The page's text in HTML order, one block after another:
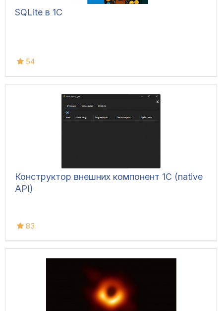
SQLite в 1С
54
Конструктор внешних компонент 1C (native
API)
83